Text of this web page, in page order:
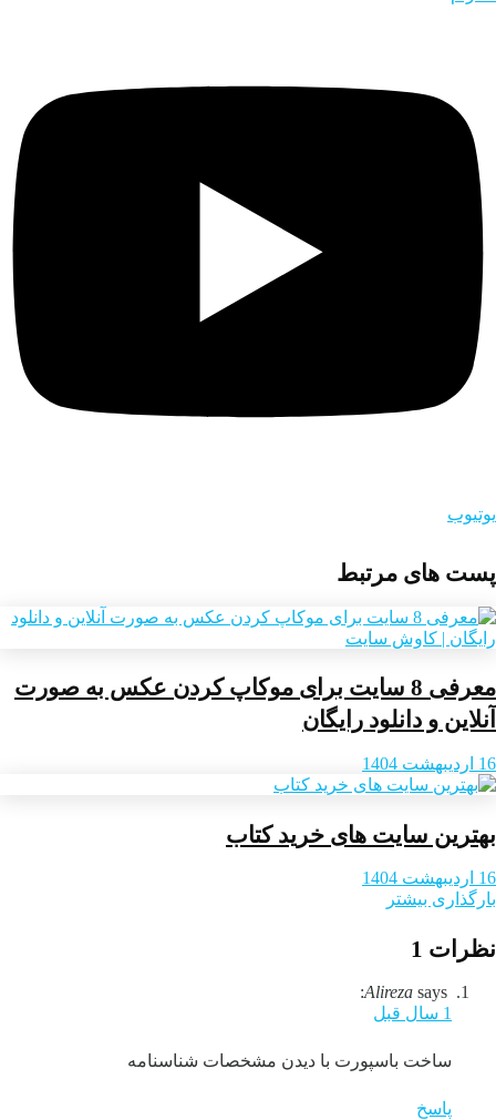
یوتیوب
پست های مرتبط
معرفی 8 سایت برای موکاپ کردن عکس به صورت
آنلاین و دانلود رایگان
16 اردیبهشت 1404
بهترین سایت های خرید کتاب
16 اردیبهشت 1404
بارگذاری بیشتر
نظرات 1
Alireza says:
1 سال قبل
ساخت باسپورت با دیدن مشخصات شناسنامه
پاسخ